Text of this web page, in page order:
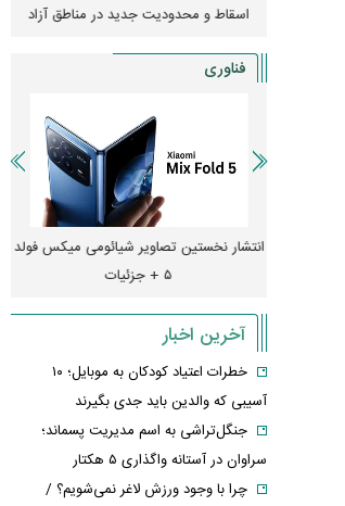
اسقاط و محدودیت جدید در مناطق آزاد
فناوری
انتشار نخستین تصاویر شیائومی میکس فولد
۵ + جزئیات
آخرین اخبار
خطرات اعتیاد کودکان به موبایل؛ ۱۰
آسیبی که والدین باید جدی بگیرند
جنگل‌تراشی به اسم مدیریت پسماند؛
سراوان در آستانه واگذاری ۵ هکتار
چرا با وجود ورزش لاغر نمی‌شویم؟ /